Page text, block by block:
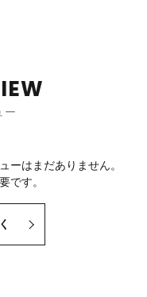
ー
ーはまだありません。
です。